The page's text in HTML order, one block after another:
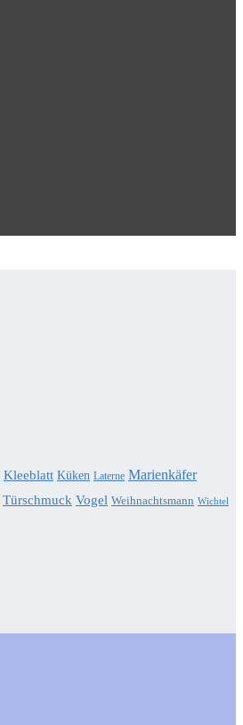
Kleeblatt Küken Laterne Marienkäfer
Türschmuck Vogel Weihnachtsmann Wichtel